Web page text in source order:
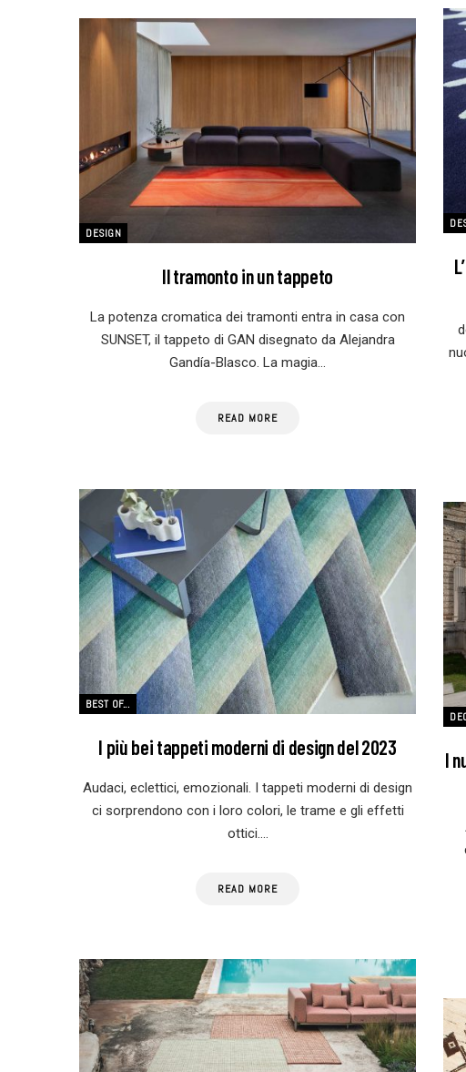
DESIGN
Il tramonto in un tappeto
La potenza cromatica dei tramonti entra in casa con
SUNSET, il tappeto di GAN disegnato da Alejandra
Gandía-Blasco. La magia…
READ MORE
BEST OF...
I più bei tappeti moderni di design del 2023
Audaci, eclettici, emozionali. I tappeti moderni di design
ci sorprendono con i loro colori, le trame e gli effetti
ottici.…
READ MORE
I